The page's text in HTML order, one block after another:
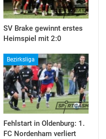
SV Brake gewinnt erstes
Heimspiel mit 2:0
Bezirksliga
Fehlstart in Oldenburg: 1.
FC Nordenham verliert